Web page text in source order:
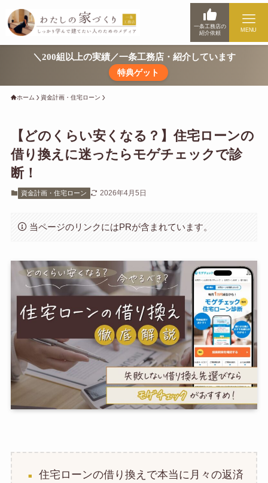
一条工務店の
紹介依頼
MENU
＼200組以上の実績／一条工務店・紹介しています
特典ゲット
ホーム 資金計画・住宅ローン
【どのくらい安くなる？】住宅ローンの
借り換えに迷ったらモゲチェックで診
断！
資金計画・住宅ローン 2026年4月5日
当ページのリンクにはPRが含まれています。
住宅ローンの借り換えで本当に月々の返済